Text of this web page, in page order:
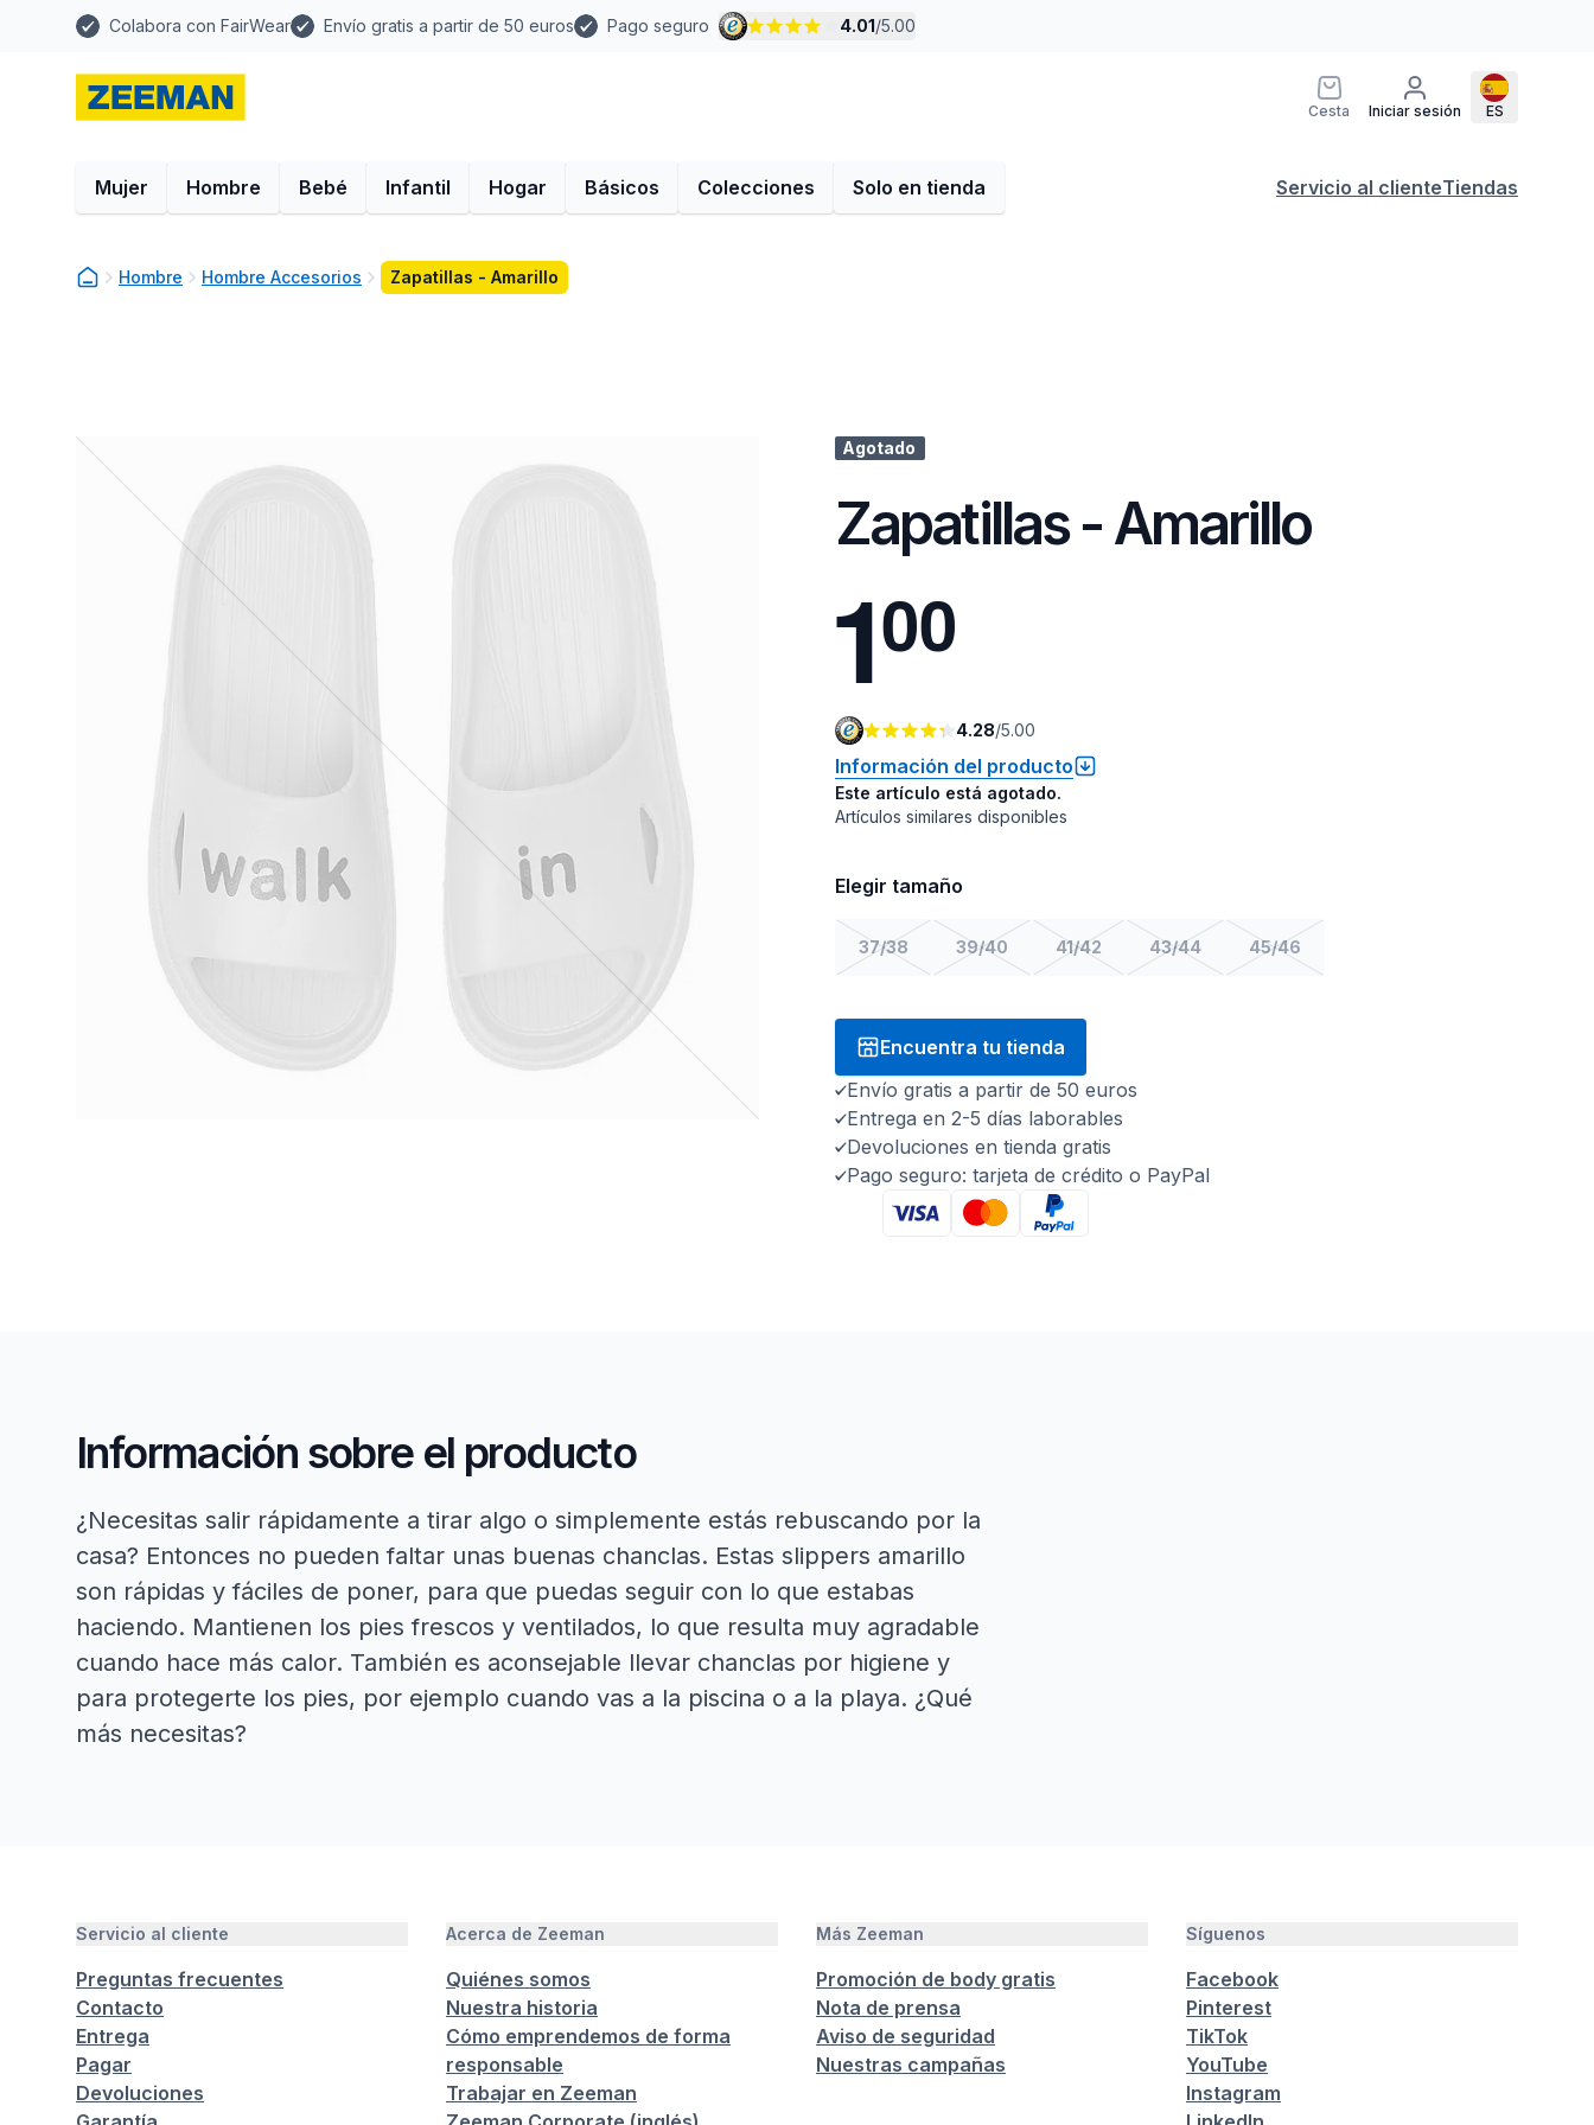
Colabora con FairWear Envío gratis a partir de 50 euros Pago seguro 4.01/5.00
Cesta Iniciar sesión ES
Mujer Hombre Bebé Infantil Hogar Básicos Colecciones Solo en tienda Servicio al clienteTiendas
Hombre Hombre Accesorios Zapatillas - Amarillo
Agotado
Zapatillas - Amarillo
100
4.28/5.00
Información del producto
Este artículo está agotado.
Artículos similares disponibles
Elegir tamaño
37/38 39/40 41/42 43/44 45/46
Encuentra tu tienda
Envío gratis a partir de 50 euros
Entrega en 2-5 días laborables
Devoluciones en tienda gratis
Pago seguro: tarjeta de crédito o PayPal
Información sobre el producto
¿Necesitas salir rápidamente a tirar algo o simplemente estás rebuscando por la
casa? Entonces no pueden faltar unas buenas chanclas. Estas slippers amarillo
son rápidas y fáciles de poner, para que puedas seguir con lo que estabas
haciendo. Mantienen los pies frescos y ventilados, lo que resulta muy agradable
cuando hace más calor. También es aconsejable llevar chanclas por higiene y
para protegerte los pies, por ejemplo cuando vas a la piscina o a la playa. ¿Qué
más necesitas?
Servicio al cliente
Preguntas frecuentes
Contacto
Entrega
Pagar
Devoluciones
Acerca de Zeeman
Quiénes somos
Nuestra historia
Cómo emprendemos de forma
responsable
Trabajar en Zeeman
Más Zeeman
Promoción de body gratis
Nota de prensa
Aviso de seguridad
Nuestras campañas
Síguenos
Facebook
Pinterest
TikTok
YouTube
Instagram